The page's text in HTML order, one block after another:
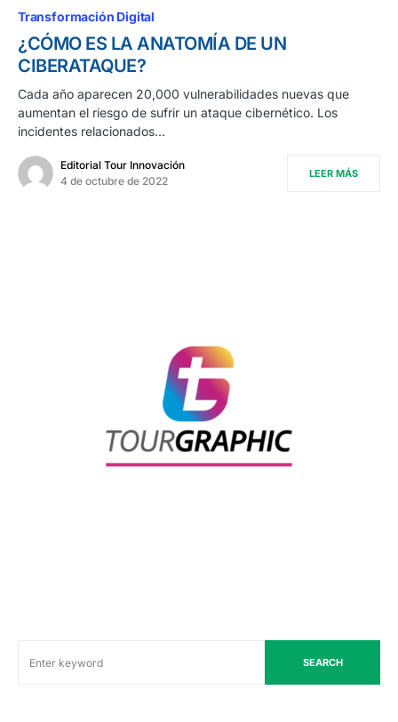
Transformación Digital
¿CÓMO ES LA ANATOMÍA DE UN
CIBERATAQUE?
Cada año aparecen 20,000 vulnerabilidades nuevas que
aumentan el riesgo de sufrir un ataque cibernético. Los
incidentes relacionados…
Editorial Tour Innovación
4 de octubre de 2022
LEER MÁS
SEARCH